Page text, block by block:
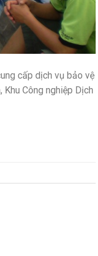
cấp dịch vụ bảo vệ
Công nghiệp Dịch